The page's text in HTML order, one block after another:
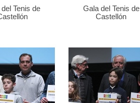
Tenis de
Gala del Tenis de
Castellón